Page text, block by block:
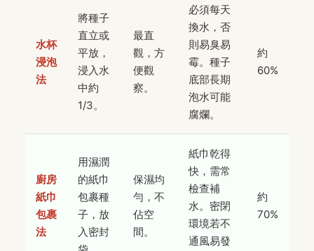
水杯
浸泡
法
將種子
直立或
平放，
浸入水
中約
1/3。
最直
觀，方
便觀
察。
必須每天
換水，否
則易臭易
霉。種子
底部長期
泡水可能
腐爛。
約
60%
廚房
紙巾
包裹
法
用濕潤
的紙巾
包裹種
子，放
入密封
保濕均
勻，不
佔空
間。
紙巾乾得
快，需常
檢查補
水。密閉
環境若不
通風易發
約
70%